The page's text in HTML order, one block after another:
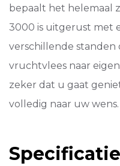
bepaalt het helemaal
3000 is uitgerust met
verschillende standen
vruchtvlees naar
zeker dat u gaat
volledig naar uw wens.